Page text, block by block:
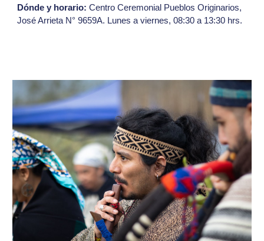
Dónde y horario: Centro Ceremonial Pueblos Originarios,
José Arrieta N° 9659A. Lunes a viernes, 08:30 a 13:30 hrs.